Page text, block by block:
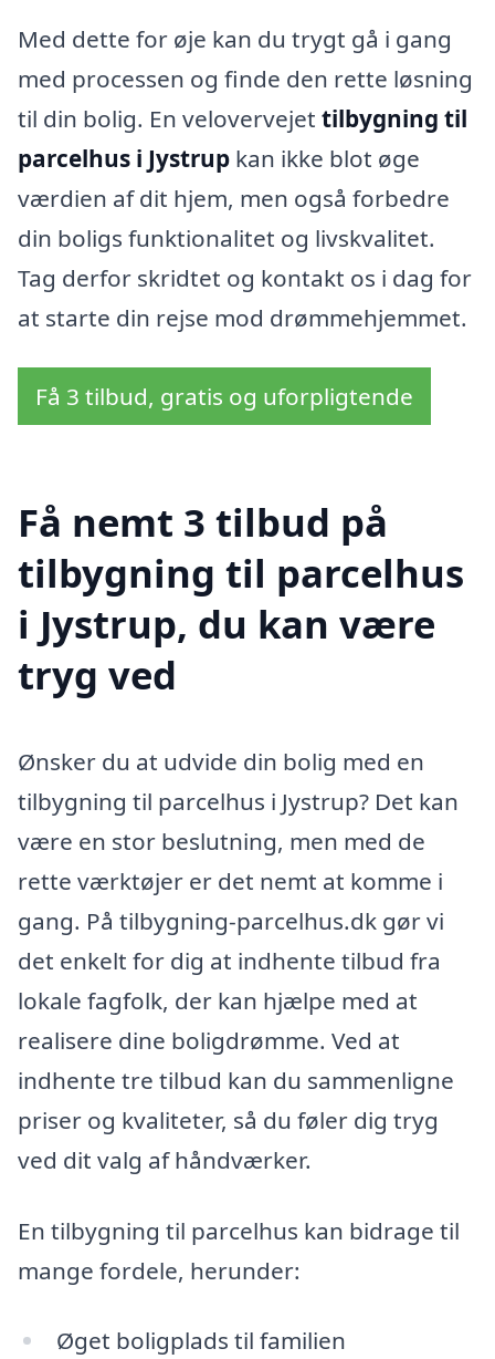
Med dette for øje kan du trygt gå i gang
med processen og finde den rette løsning
til din bolig. En velovervejet tilbygning til
parcelhus i Jystrup kan ikke blot øge
værdien af dit hjem, men også forbedre
din boligs funktionalitet og livskvalitet.
Tag derfor skridtet og kontakt os i dag for
at starte din rejse mod drømmehjemmet.
Få 3 tilbud, gratis og uforpligtende
Få nemt 3 tilbud på
tilbygning til parcelhus
i Jystrup, du kan være
tryg ved
Ønsker du at udvide din bolig med en
tilbygning til parcelhus i Jystrup? Det kan
være en stor beslutning, men med de
rette værktøjer er det nemt at komme i
gang. På tilbygning-parcelhus.dk gør vi
det enkelt for dig at indhente tilbud fra
lokale fagfolk, der kan hjælpe med at
realisere dine boligdrømme. Ved at
indhente tre tilbud kan du sammenligne
priser og kvaliteter, så du føler dig tryg
ved dit valg af håndværker.
En tilbygning til parcelhus kan bidrage til
mange fordele, herunder:
Øget boligplads til familien